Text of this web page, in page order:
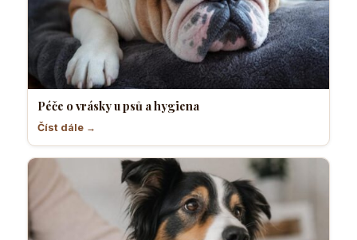
Péče o vrásky u psů a hygiena
Číst dále →